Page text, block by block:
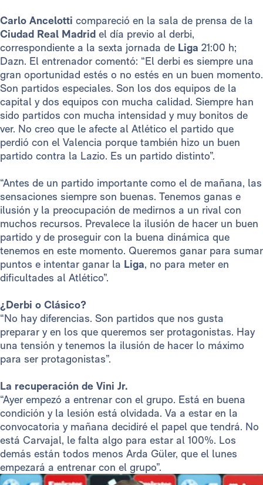
Carlo Ancelotti compareció en la sala de prensa de la
Ciudad Real Madrid el día previo al derbi,
correspondiente a la sexta jornada de Liga 21:00 h;
Dazn. El entrenador comentó: “El derbi es siempre una
gran oportunidad estés o no estés en un buen momento.
Son partidos especiales. Son los dos equipos de la
capital y dos equipos con mucha calidad. Siempre han
sido partidos con mucha intensidad y muy bonitos de
ver. No creo que le afecte al Atlético el partido que
perdió con el Valencia porque también hizo un buen
partido contra la Lazio. Es un partido distinto”.
“Antes de un partido importante como el de mañana, las
sensaciones siempre son buenas. Tenemos ganas e
ilusión y la preocupación de medirnos a un rival con
muchos recursos. Prevalece la ilusión de hacer un buen
partido y de proseguir con la buena dinámica que
tenemos en este momento. Queremos ganar para sumar
puntos e intentar ganar la Liga, no para meter en
dificultades al Atlético”.
¿Derbi o Clásico?
“No hay diferencias. Son partidos que nos gusta
preparar y en los que queremos ser protagonistas. Hay
una tensión y tenemos la ilusión de hacer lo máximo
para ser protagonistas”.
La recuperación de Vini Jr.
“Ayer empezó a entrenar con el grupo. Está en buena
condición y la lesión está olvidada. Va a estar en la
convocatoria y mañana decidiré el papel que tendrá. No
está Carvajal, le falta algo para estar al 100%. Los
demás están todos menos Arda Güler, que el lunes
empezará a entrenar con el grupo”.